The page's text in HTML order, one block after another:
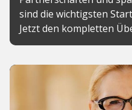
sind die wichtigsten
Jetzt den kompletten